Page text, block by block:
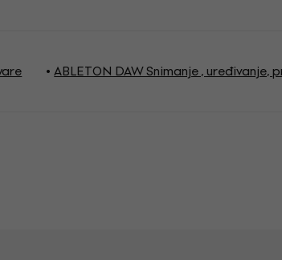
ABLETON DAW Snimanje , uređivanje,